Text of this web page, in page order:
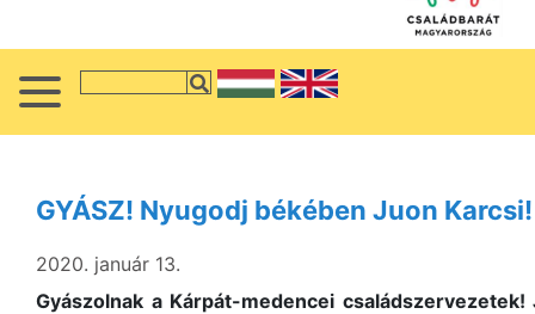
GYÁSZ! Nyugodj békében Juon Karcsi!
2020. január 13.
Gyászolnak a Kárpát-medencei